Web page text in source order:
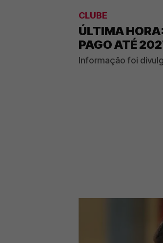
CLUBE
ÚLTIMA
PAGO ATÉ
Informação foi